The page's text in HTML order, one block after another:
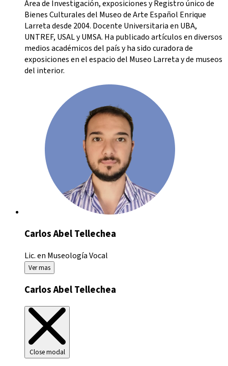
Área de Investigación, exposiciones y Registro único de
Bienes Culturales del Museo de Arte Español Enrique
Larreta desde 2004. Docente Universitaria en UBA,
UNTREF, USAL y UMSA. Ha publicado artículos en diversos
medios académicos del país y ha sido curadora de
exposiciones en el espacio del Museo Larreta y de museos
del interior.
Carlos Abel Tellechea
Lic. en MuseologíaVocal
Ver mas
Carlos Abel Tellechea
Close modal